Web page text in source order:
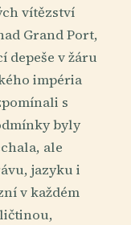
vítězství
Grand Port,
depeše v žáru
impéria
s
byly
ale
jazyku i
v každém